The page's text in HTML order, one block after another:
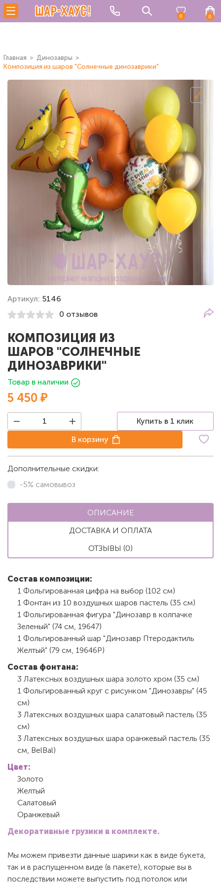
0 0
Главная
Динозавры
Композиция из шаров "Солнечные динозаврики"
Артикул: 5146
0 отзывов
КОМПОЗИЦИЯ ИЗ
ШАРОВ "СОЛНЕЧНЫЕ
ДИНОЗАВРИКИ"
Товар в наличии
5 450 ₽
Купить в 1 клик
В корзину
Дополнительные скидки:
-5% самовывоз
ОПИСАНИЕ
ДОСТАВКА И ОПЛАТА
ОТЗЫВЫ (0)
Состав композиции:
1 Фольгированная цифра на выбор (102 см)
1 Фонтан из 10 воздушных шаров пастель (35 см)
1 Фольгированная фигура "Динозавр в колпачке
Зеленый" (74 см, 19647)
1 Фольгированный шар "Динозавр Птеродактиль
Желтый" (79 см, 19646P)
Состав фонтана:
3 Латексных воздушных шара золото хром (35 см)
1 Фольгированный круг с рисунком "Динозавры" (45
см)
3 Латексных воздушных шара салатовый пастель (35
см)
3 Латексных воздушных шара оранжевый пастель (35
см, BelBal)
Цвет:
Золото
Желтый
Салатовый
Оранжевый
Декоративные грузики в комплекте.
Мы можем привезти данные шарики как в виде букета,
так и в распущенном виде (в пакете), которые вы в
последствии можете выпустить под потолок или